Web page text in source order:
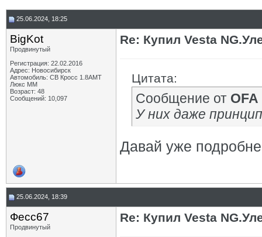
25.06.2024, 18:25
BigKot
Продвинутый
Регистрация: 22.02.2016
Адрес: Новосибирск
Автомобиль: СВ Кросс 1.8АМТ
Люкс ММ
Возраст: 48
Сообщений: 10,097
Re: Купил Vesta
Цитата:
Сообщение от OFA
У них даже
Давай уже
25.06.2024, 18:39
Фесс67
Продвинутый
Re: Купил Vesta